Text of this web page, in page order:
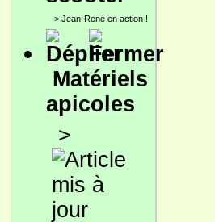
> Jean-René en action !
Matériels
apicoles
>